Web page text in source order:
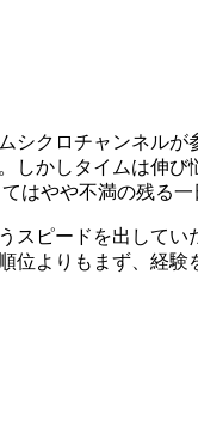
クロチャンネル
かしタイムは伸
はやや不満の残る一
ピードを出して
よりもまず、経